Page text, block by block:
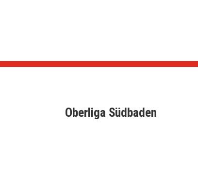
Oberliga Südbaden